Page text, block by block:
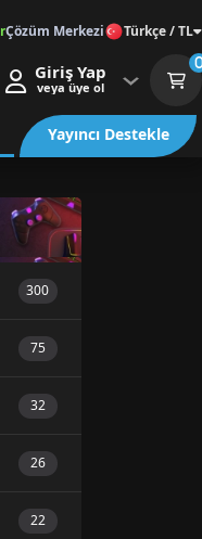
Çözüm Merkezi Türkçe / TL
Giriş Yap
veya üye ol
Yayıncı Destekle
300
75
32
26
22